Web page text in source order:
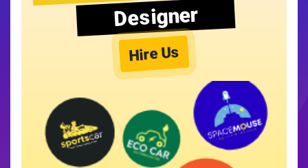
Designer
Hire Us